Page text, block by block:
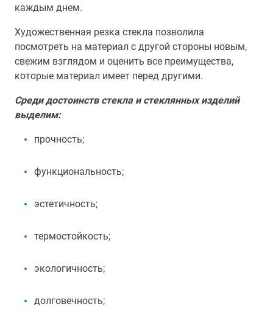
каждым днем.
Художественная резка стекла позволила
посмотреть на материал с другой стороны новым,
свежим взглядом и оценить все преимущества,
которые материал имеет перед другими.
Среди достоинств стекла и стеклянных изделий
выделим:
прочность;
функциональность;
эстетичность;
термостойкость;
экологичность;
долговечность;